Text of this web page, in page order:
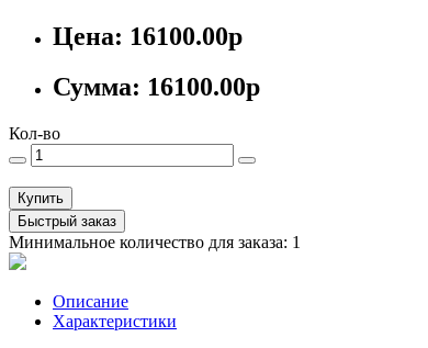
Цена: 16100.00р
Сумма: 16100.00р
Кол-во
Купить
Быстрый заказ
Минимальное количество для заказа: 1
Описание
Характеристики